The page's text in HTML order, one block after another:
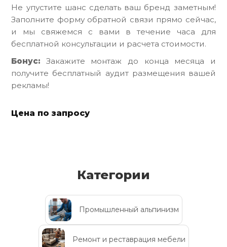
Не упустите шанс сделать ваш бренд заметным!
Заполните форму обратной связи прямо сейчас,
и мы свяжемся с вами в течение часа для
бесплатной консультации и расчета стоимости.
Бонус: Закажите монтаж до конца месяца и
получите бесплатный аудит размещения вашей
рекламы!
Цена по запросу
Категории
Промышленный альпинизм
Ремонт и реставрация мебели